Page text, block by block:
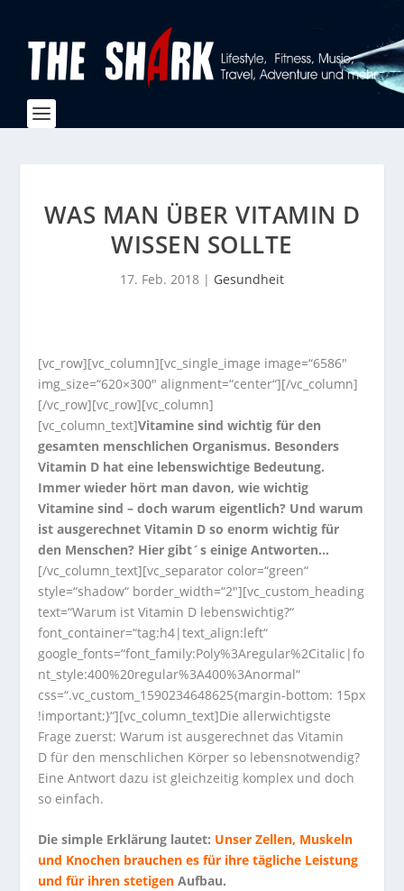
WAS MAN ÜBER VITAMIN D
WISSEN SOLLTE
17. Feb. 2018 | Gesundheit
[vc_row][vc_column][vc_single_image image=“6586″
img_size=“620×300″ alignment=“center“][/vc_column]
[/vc_row][vc_row][vc_column]
[vc_column_text]Vitamine sind wichtig für den
gesamten menschlichen Organismus. Besonders
Vitamin D hat eine lebenswichtige Bedeutung.
Immer wieder hört man davon, wie wichtig
Vitamine sind – doch warum eigentlich? Und warum
ist ausgerechnet Vitamin D so enorm wichtig für
den Menschen? Hier gibt´s einige Antworten…
[/vc_column_text][vc_separator color=“green“
style=“shadow“ border_width=“2″][vc_custom_heading
text=“Warum ist Vitamin D lebenswichtig?“
font_container=“tag:h4|text_align:left“
google_fonts=“font_family:Poly%3Aregular%2Citalic|fo
nt_style:400%20regular%3A400%3Anormal“
css=“.vc_custom_1590234648625{margin-bottom: 15px
!important;}“][vc_column_text]Die allerwichtigste
Frage zuerst: Warum ist ausgerechnet dasVitamin
D für den menschlichen Körper so lebensnotwendig?
Eine Antwort dazu ist gleichzeitig komplex und doch
so einfach.
Die simple Erklärung lautet: Unser Zellen, Muskeln
und Knochen brauchen es für ihre tägliche Leistung
und für ihren stetigenAufbau.